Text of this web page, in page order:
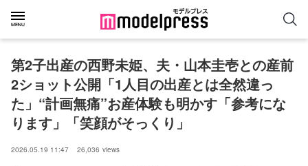
第2子出産の西野未姫、夫・山本圭壱との産前
2ショット公開「1人目の出産とは全然違っ
た」“計画無痛”お産体験も明かす「参考にな
ります」「笑顔がそっくり」
2026.05.19 11:47 26,036 views